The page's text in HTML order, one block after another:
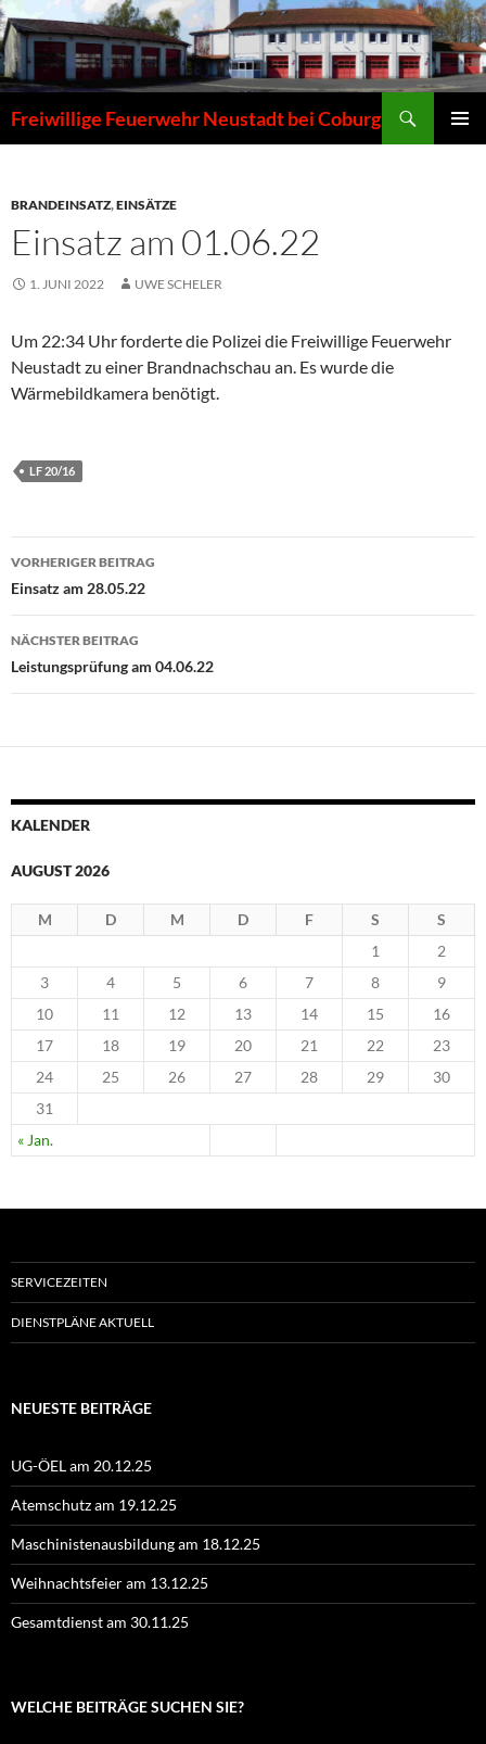
Zum
Inhalt
springen
Freiwillige Feuerwehr Neustadt bei Coburg
BRANDEINSATZ,EINSÄTZE
Einsatz am 01.06.22
1. JUNI 2022 UWE SCHELER
Um 22:34 Uhr forderte die Polizei die Freiwillige Feuerwehr
Neustadt zu einer Brandnachschau an. Es wurde die
Wärmebildkamera benötigt.
LF 20/16
Beitragsnavigation
VORHERIGER BEITRAG
Einsatz am 28.05.22
NÄCHSTER BEITRAG
Leistungsprüfung am 04.06.22
KALENDER
AUGUST 2026
M D M D F S S
« Jan.
1
2
3
4 5 6 7 8
9
10
11 12 13 14 15
16
17
18 19 20 21 22
23
24
25 26 27 28 29
30
31
SERVICEZEITEN
DIENSTPLÄNE AKTUELL
NEUESTE BEITRÄGE
UG-ÖEL am 20.12.25
Atemschutz am 19.12.25
Maschinistenausbildung am 18.12.25
Weihnachtsfeier am 13.12.25
Gesamtdienst am 30.11.25
WELCHE BEITRÄGE SUCHEN SIE?